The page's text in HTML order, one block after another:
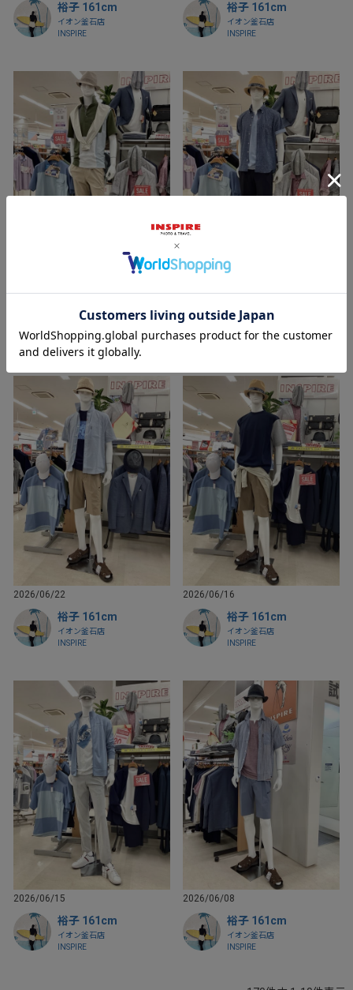
裕子 161cm
イオン釜石店
INSPIRE
裕子 161cm
イオン釜石店
INSPIRE
裕子 161cm
INSPIRE
裕子 161cm
INSPIRE
2026/06/22
裕子 161cm
イオン釜石店
INSPIRE
2026/06/16
裕子 161cm
イオン釜石店
INSPIRE
2026/06/15
裕子 161cm
イオン釜石店
INSPIRE
2026/06/08
裕子 161cm
イオン釜石店
INSPIRE